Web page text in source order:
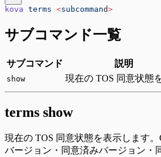
kova terms <subcommand>
サブコマンド一覧
サブコマンド 説明
show 現在の TOS 同意状態
terms show
現在の TOS 同意状態を表示します
バージョン・同意済みバージョン・